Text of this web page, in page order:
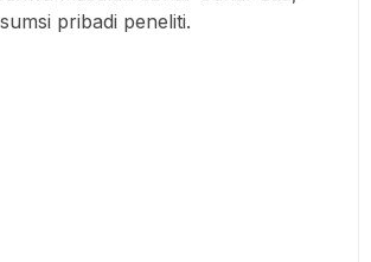
pribadi peneliti.